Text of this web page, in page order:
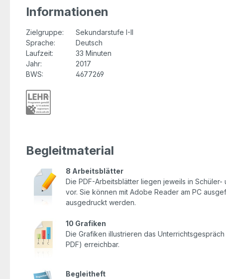
Informationen
Zielgruppe:
Sekundarstufe I-II
Sprache:
Deutsch
Laufzeit:
33 Minuten
Jahr:
2017
BWS:
4677269
Begleitmaterial
8 Arbeitsblätter
Die PDF-Arbeitsblätter liegen jeweils in
vor. Sie können mit Adobe Reader am PC
ausgedruckt werden.
10 Grafiken
Die Grafiken illustrieren das
PDF) erreichbar.
Begleitheft